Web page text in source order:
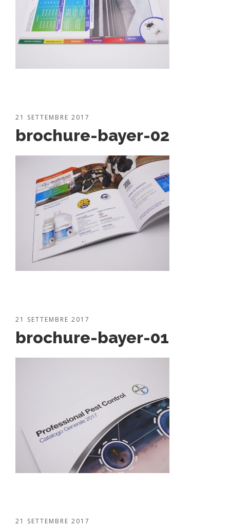
21 SETTEMBRE 2017
brochure-bayer-02
21 SETTEMBRE 2017
brochure-bayer-01
21 SETTEMBRE 2017